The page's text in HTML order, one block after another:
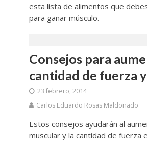
esta lista de alimentos que
para ganar músculo.
Consejos para
cantidad de fuerza
23 febrero, 2014
Carlos Eduardo Rosas Maldonado
Estos consejos ayudarán al
muscular y la cantidad de fuerza